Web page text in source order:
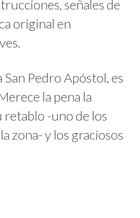
señales de
original en
San Pedro Apóstol, es
la pena la
retablo -uno de los
zona- y los graciosos